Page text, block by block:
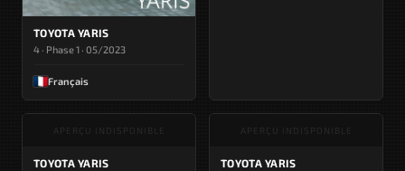
TOYOTA YARIS
4 · Phase 1 · 05/2023
Français
APERÇU INDISPONIBLE
TOYOTA YARIS
APERÇU INDISPONIBLE
TOYOTA YARIS